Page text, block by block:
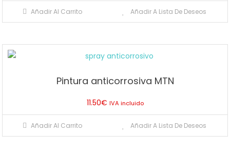
Añadir Al Carrito Añadir A Lista De Deseos
Pintura anticorrosiva MTN
11.50€ IVA incluido
Añadir Al Carrito Añadir A Lista De Deseos